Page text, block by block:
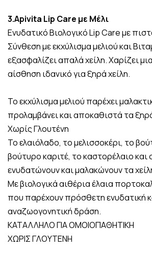
3.Apivita Lip Care με Μέλι
Ενυδατικό Βιολογικό Lip Care με
Σύνθεση με εκχύλισμα μελιού και
εξασφαλίζει απαλά χείλη. Χαρίζει
αίσθηση ιδανικό για ξηρά χείλη.
Το εκχύλισμα μελιού παρέχει
προλαμβάνει και αποκαθιστά τα
Χωρίς Γλουτένη
Το ελαιόλαδο, το μελισσοκέρι, το
βούτυρο καριτέ, το καστορέλαιο και
ενυδατώνουν και μαλακώνουν τα
Με βιολογικά αιθέρια έλαια
που παρέχουν πρόσθετη ενυδατική
αναζωογονητική δράση.
ΚΑΤΑΛΛΗΛΟ ΓΙΑ ΟΜΟΙΟΠΑΘΗΤΙΚΗ
ΧΩΡΙΣ ΓΛΟΥΤΕΝΗ